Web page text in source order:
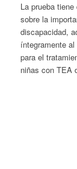
La prueba
sobre la
discapacidad,
íntegramente
para el
niñas con TEA